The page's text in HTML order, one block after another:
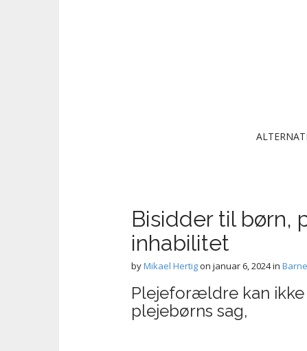
Bisidder til børn,
inhabilitet
byMikael Hertigon januar 6, 2024in
Plejeforældre kan
plejebørns sag,